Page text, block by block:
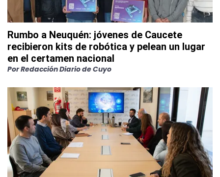
Rumbo a Neuquén: jóvenes de Caucete
recibieron kits de robótica y pelean un lugar
en el certamen nacional
PorRedacción Diario de Cuyo